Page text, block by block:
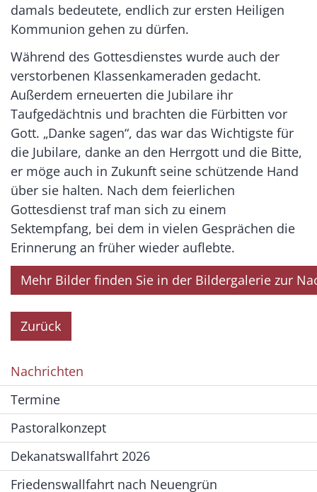
damals bedeutete, endlich zur ersten Heiligen
Kommunion gehen zu dürfen.
Während des Gottesdienstes wurde auch der
verstorbenen Klassenkameraden gedacht.
Außerdem erneuerten die Jubilare ihr
Taufgedächtnis und brachten die Fürbitten vor
Gott. „Danke sagen“, das war das Wichtigste für
die Jubilare, danke an den Herrgott und die Bitte,
er möge auch in Zukunft seine schützende Hand
über sie halten. Nach dem feierlichen
Gottesdienst traf man sich zu einem
Sektempfang, bei dem in vielen Gesprächen die
Erinnerung an früher wieder auflebte.
Mehr Bilder finden Sie in der Bildergalerie zur
Zurück
Nachrichten
Termine
Pastoralkonzept
Dekanatswallfahrt 2026
Friedenswallfahrt nach Neuengrün